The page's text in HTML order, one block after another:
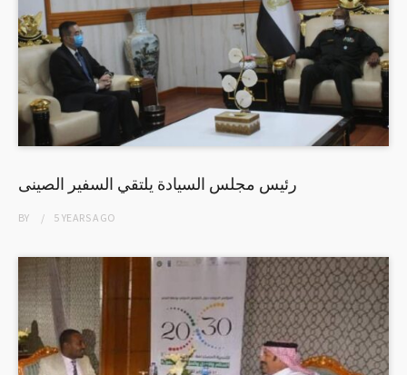
رئيس مجلس السيادة يلتقي السفير الصينى
BY 5 YEARSAGO